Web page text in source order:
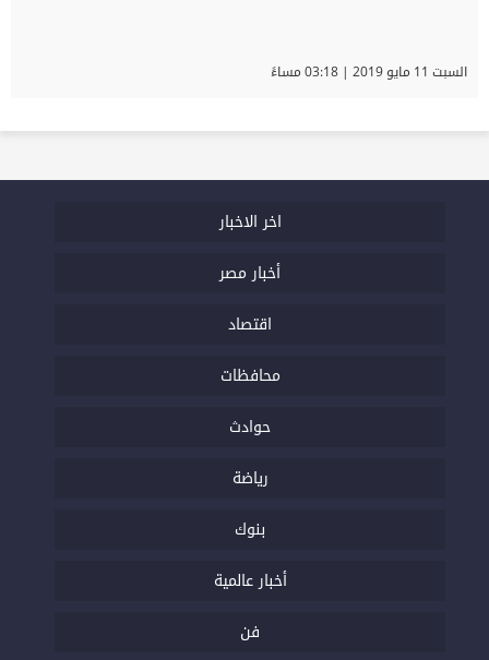
السبت 11 مايو 2019 | 03:18 مساءً
اخر الاخبار
أخبار مصر
اقتصاد
محافظات
حوادث
رياضة
بنوك
أخبار عالمية
فن